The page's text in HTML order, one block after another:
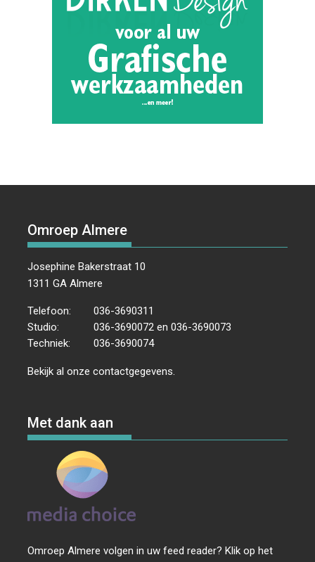
Omroep Almere
Josephine Bakerstraat 10
1311 GA Almere
Telefoon:
036-3690311
Studio:
036-3690072 en 036-3690073
Techniek:
036-3690074
Bekijk al onzecontactgegevens
Met dank aan
Omroep Almere volgen in uw feed reader? Klik op het